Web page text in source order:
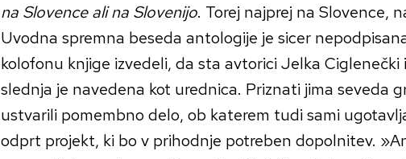
na Slovence ali na Slovenijo. Torej najprej na Slovence,
Uvodna spremna beseda antologije je sicer
kolofonu knjige izvedeli, da sta avtorici Jelka Ciglenečki
slednja je navedena kot urednica. Priznati jima seveda
ustvarili pomembno delo, ob katerem tudi sami
odprt projekt, ki bo v prihodnje potreben dopolnitev.